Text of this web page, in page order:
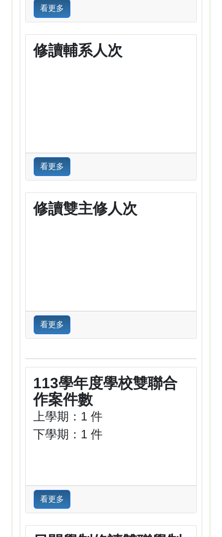
看更多
修讀輔系人次
看更多
修讀雙主修人次
看更多
113學年度學校雙聯合
作案件數
上學期：1 件
下學期：1 件
看更多